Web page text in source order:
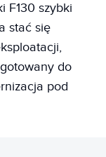
F130 szybki
stać się
do
pod